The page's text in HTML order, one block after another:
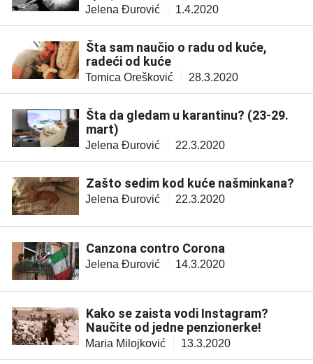
Jelena Đurović 1.4.2020
Šta sam naučio o radu od kuće,
radeći od kuće
Tomica Orešković 28.3.2020
Šta da gledam u karantinu? (23-29.
mart)
Jelena Đurović 22.3.2020
Zašto sedim kod kuće našminkana?
Jelena Đurović 22.3.2020
Canzona contro Corona
Jelena Đurović 14.3.2020
Kako se zaista vodi Instagram?
Naučite od jedne penzionerke!
Maria Milojković 13.3.2020